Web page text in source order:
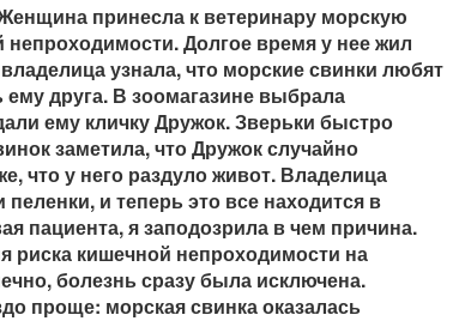
принесла к ветеринару морскую
Долгое время у нее жил
узнала, что морские свинки любят
друга. В зоомагазине выбрала
ему кличку Дружок. Зверьки быстро
заметила, что Дружок случайно
что у него раздуло живот. Владелица
и теперь это все находится в
пациента, я заподозрила в чем причина.
риска кишечной непроходимости на
болезнь сразу была исключена.
проще: морская свинка оказалась